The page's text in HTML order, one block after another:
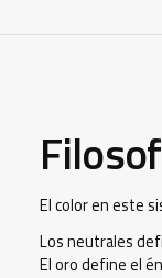
El color en este
Los neutrales
El oro define el